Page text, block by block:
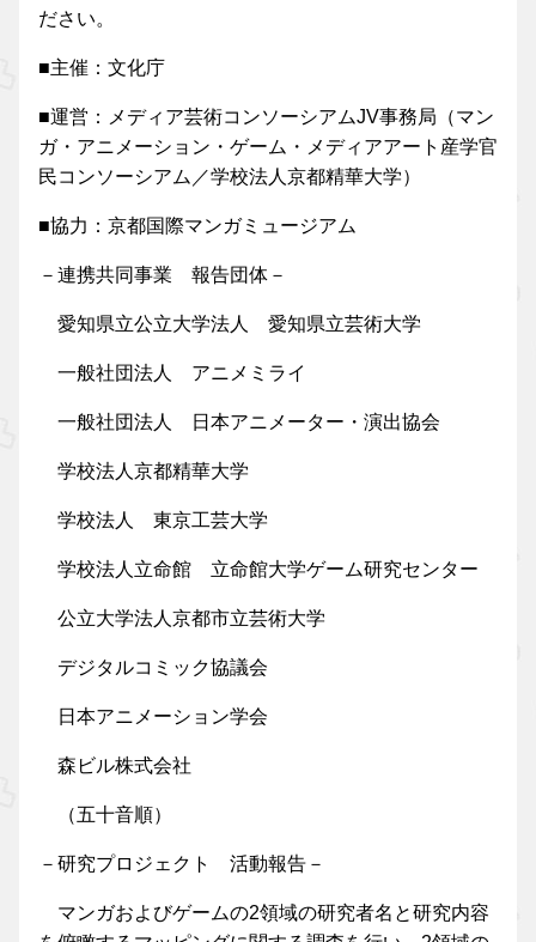
ださい。
■主催：文化庁
■運営：メディア芸術コンソーシアムJV事務局（マン
ガ・アニメーション・ゲーム・メディアアート産学官
民コンソーシアム／学校法人京都精華大学）
■協力：京都国際マンガミュージアム
－連携共同事業 報告団体－
愛知県立公立大学法人 愛知県立芸術大学
一般社団法人 アニメミライ
一般社団法人 日本アニメーター・演出協会
学校法人京都精華大学
学校法人 東京工芸大学
学校法人立命館 立命館大学ゲーム研究センター
公立大学法人京都市立芸術大学
デジタルコミック協議会
日本アニメーション学会
森ビル株式会社
（五十音順）
－研究プロジェクト 活動報告－
マンガおよびゲームの2領域の研究者名と研究内容